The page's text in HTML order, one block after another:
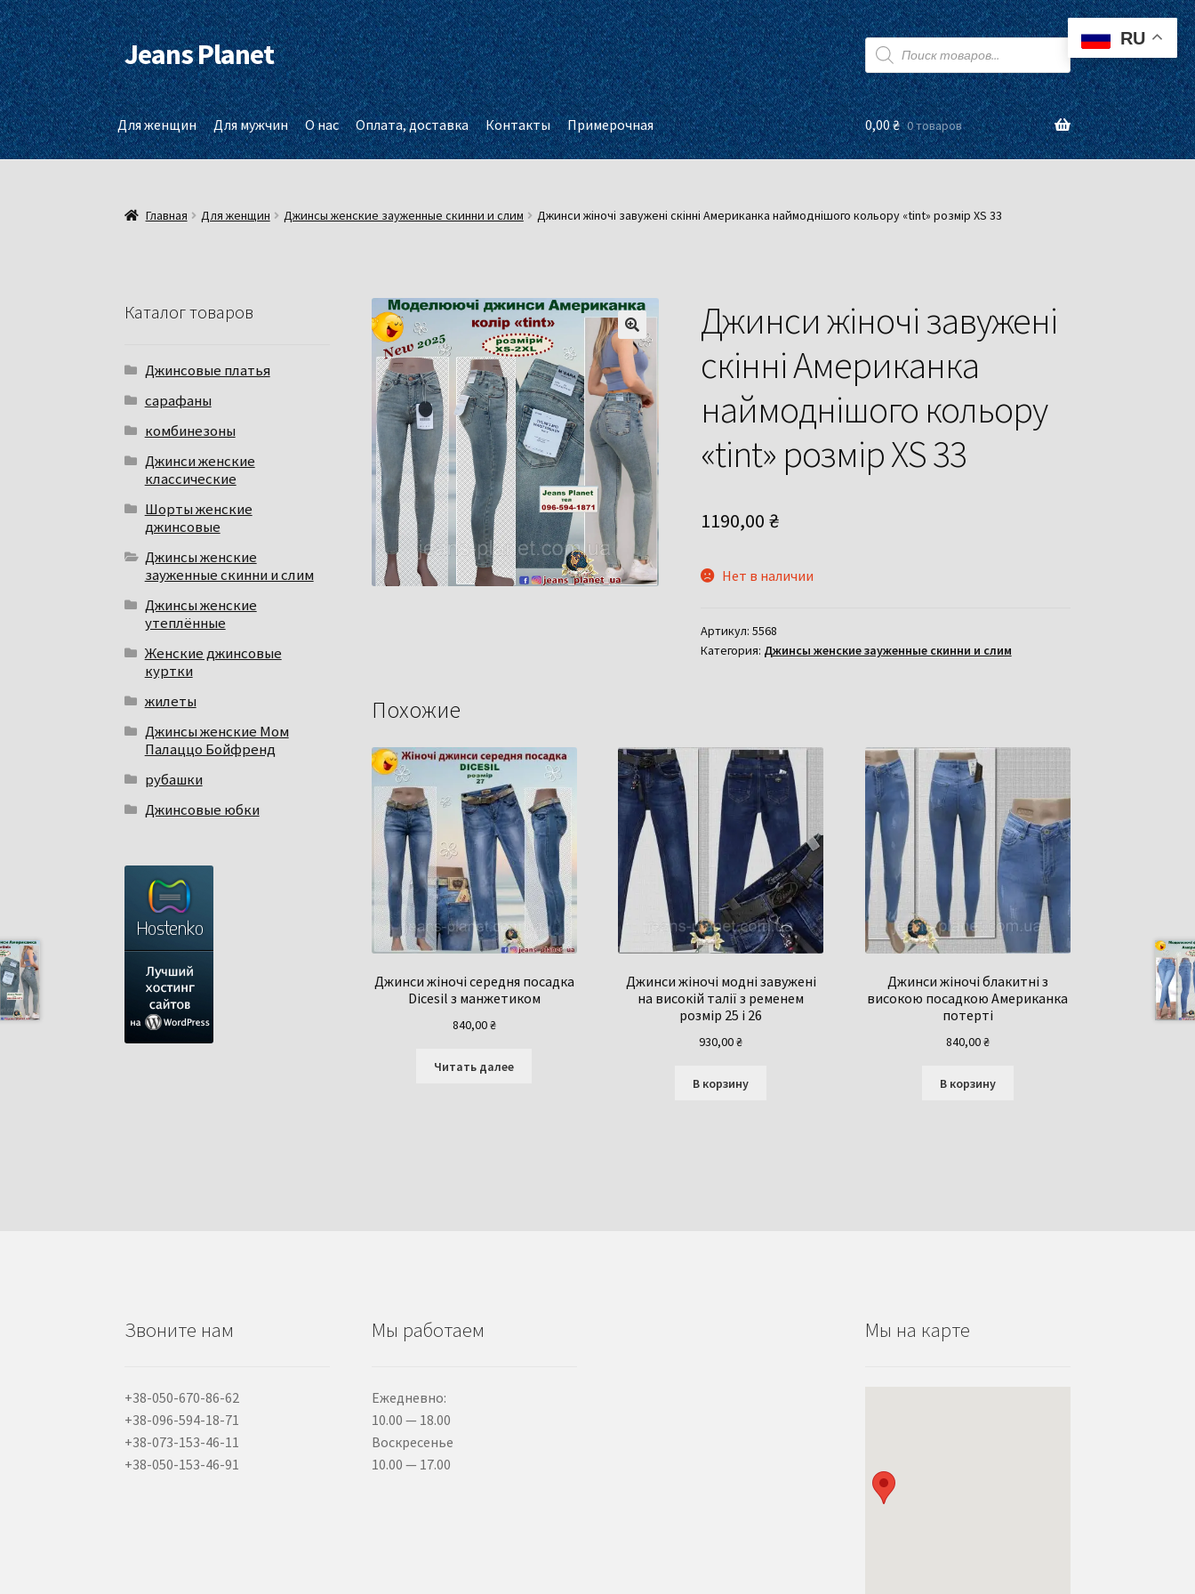
Перейти
к
навигации
Перейти
к
содержимому
Jeans Planet Поиск
товаров
Для женщин Для мужчин О нас Оплата, доставка Контакты Примерочная 0,00₴ 0 товаров
Главная Для женщин Джинсы женские зауженные скинни и слим Джинси жіночі завужені скінні Американка наймоднішого кольору «tint» розмір XS 33
Джинси жіночі завужені
скінні Американка
наймоднішого кольору
«tint» розмір XS 33
1190,00 ₴
Нет в наличии
Артикул: 5568
Категория: Джинсы женские зауженные скинни и слим
Похожие
Джинси жіночі середня посадка
Dicesil з манжетиком
840,00₴
Читать далее
Джинси жіночі модні завужені
на високій талії з ременем
розмір 25 і 26
930,00₴
В корзину
Джинси жіночі блакитні з
високою посадкою Американка
потерті
840,00₴
В корзину
Каталог товаров
Джинсовые платья
сарафаны
комбинезоны
Джинси женские
классические
Шорты женские
джинсовые
Джинсы женские
зауженные скинни и слим
Джинсы женские
утеплённые
Женские джинсовые
куртки
жилеты
Джинсы женские Мом
Палаццо Бойфренд
рубашки
Джинсовые юбки
Звоните нам
+38-050-670-86-62
+38-096-594-18-71
+38-073-153-46-11
+38-050-153-46-91
Мы работаем
Ежедневно:
10.00 — 18.00
Воскресенье
10.00 — 17.00
Мы на карте
RU